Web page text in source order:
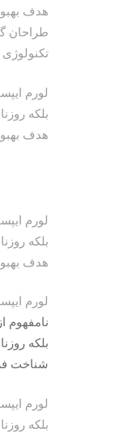
هدف
طراحان
لورم
بلکه
هدف
لورم
بلکه
هدف
لورم
نامفهوم
بلکه
شناخت
لورم
بلکه